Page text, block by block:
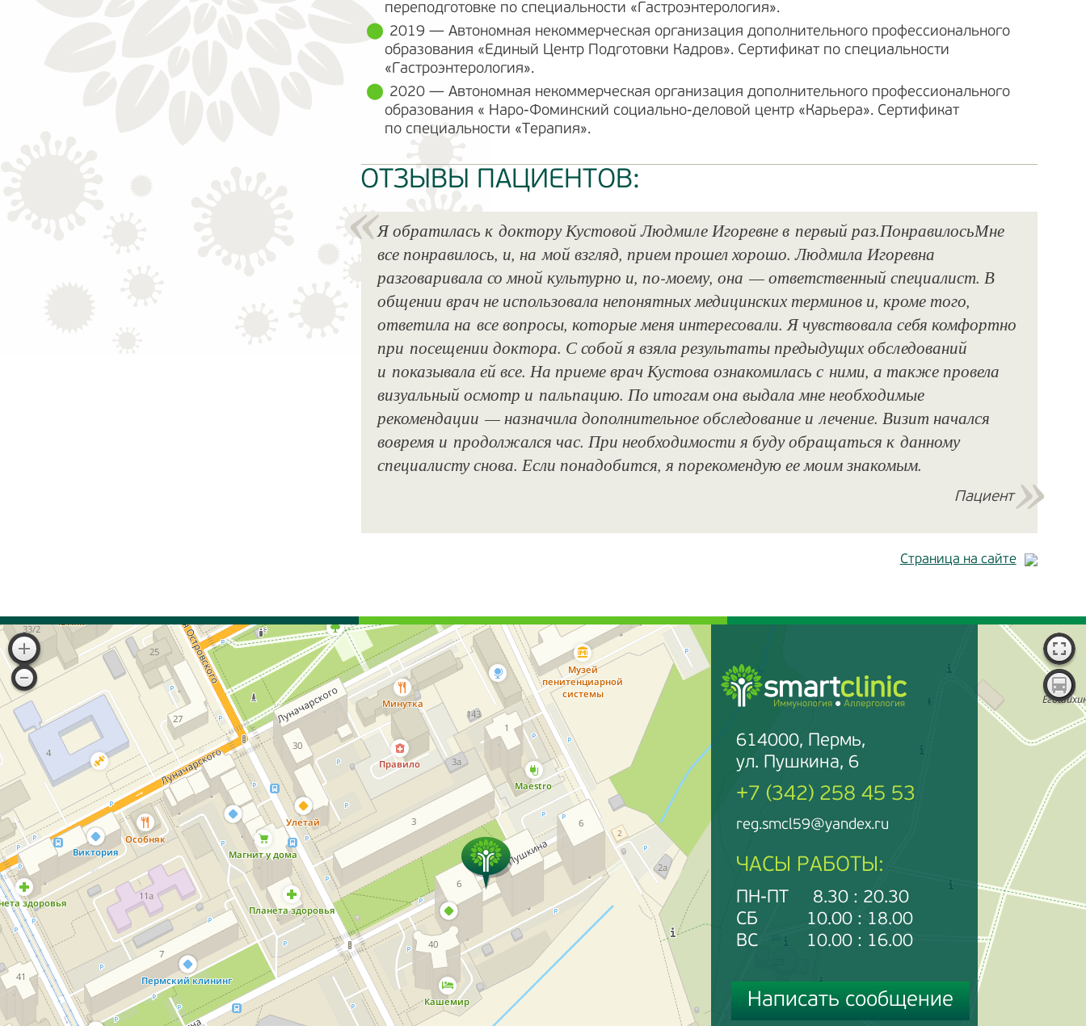
переподготовке по специальности «Гастроэнтерология».
2019 — Автономная некоммерческая организация дополнительного профессионального
образования «Единый Центр Подготовки Кадров». Сертификат по специальности
«Гастроэнтерология».
2020 — Автономная некоммерческая организация дополнительного профессионального
образования « Наро-Фоминский социально-деловой центр «Карьера». Сертификат
по специальности «Терапия».
ОТЗЫВЫ ПАЦИЕНТОВ:
Я обратилась к доктору Кустовой Людмиле Игоревне в первый раз.ПонравилосьМне
все понравилось, и, на мой взгляд, прием прошел хорошо. Людмила Игоревна
разговаривала со мной культурно и, по-моему, она — ответственный специалист. В
общении врач не использовала непонятных медицинских терминов и, кроме того,
ответила на все вопросы, которые меня интересовали. Я чувствовала себя комфортно
при посещении доктора. С собой я взяла результаты предыдущих обследований
и показывала ей все. На приеме врач Кустова ознакомилась с ними, а также провела
визуальный осмотр и пальпацию. По итогам она выдала мне необходимые
рекомендации — назначила дополнительное обследование и лечение. Визит начался
вовремя и продолжался час. При необходимости я буду обращаться к данному
специалисту снова. Если понадобится, я порекомендую ее моим знакомым.
Пациент
Страница на сайте
614000, Пермь,
ул. Пушкина, 6
+7 (342) 258 45 53
reg.smcl59@yandex.ru
ЧАСЫ РАБОТЫ:
ПН-ПТ 8.30 : 20.30
СБ 10.00 : 18.00
ВС 10.00 : 16.00
Написать сообщение